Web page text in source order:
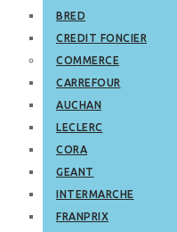
BRED
CREDIT FONCIER
COMMERCE
CARREFOUR
AUCHAN
LECLERC
CORA
GEANT
INTERMARCHE
FRANPRIX